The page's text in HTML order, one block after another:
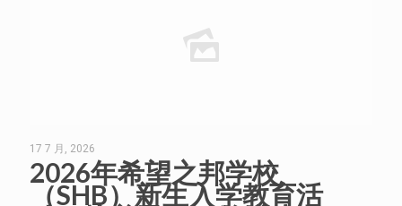
17 7 月, 2026
2026年希望之邦学校
（SHB）新生入学教育活